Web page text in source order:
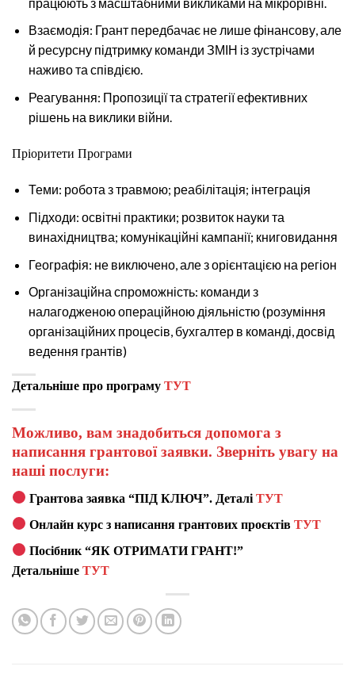
Взаємодія: Грант передбачає не лише фінансову, але
й ресурсну підтримку команди ЗМІН із зустрічами
наживо та співдією.
Реагування: Пропозиції та стратегії ефективних
рішень на виклики війни.
Пріоритети Програми
Теми: робота з травмою; реабілітація; інтеграція
Підходи: освітні практики; розвиток науки та
винахідництва; комунікаційні кампанії; книговидання
Географія: не виключено, але з орієнтацією на регіон
Організаційна спроможність: команди з
налагодженою операційною діяльністю (розуміння
організаційних процесів, бухгалтер в команді, досвід
ведення грантів)
Детальніше про програму ТУТ
Можливо, вам знадобиться допомога з
написання грантової заявки. Зверніть увагу на
наші послуги:
Грантова заявка “ПІД КЛЮЧ”. ДеталіТУТ
Онлайн курс з написання грантових проєктівТУТ
Посібник “ЯК ОТРИМАТИ ГРАНТ!”
Детальніше ТУТ